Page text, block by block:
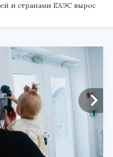
и странами ЕАЭС вырос